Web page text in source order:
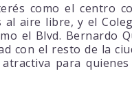
como el centro
aire libre, y el
el Blvd. Bernardo
con el resto de la
para